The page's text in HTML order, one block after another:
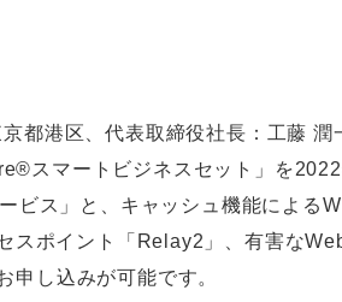
都港区、代表取締役社長：工藤
スマートビジネスセット」を
ス」と、キャッシュ機能による
ポイント「Relay2」、有害な
申し込みが可能です。